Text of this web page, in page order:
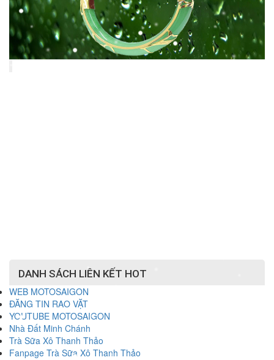
DANH SÁCH LIÊN KẾT HOT
WEB MOTOSAIGON
ĐĂNG TIN RAO VẶT
YOUTUBE MOTOSAIGON
Nhà Đất Minh Chánh
Trà Sữa Xô Thanh Thảo
Fanpage Trà Sữa Xô Thanh Thảo